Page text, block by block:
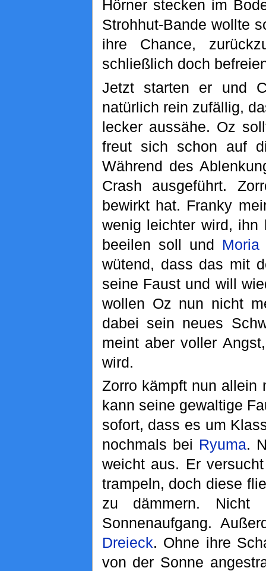
Hörner stecken im
Strohhut-Bande wollte
ihre Chance,
schließlich doch
Jetzt starten er und
natürlich rein zufällig,
lecker aussähe. Oz
freut sich schon auf
Während des
Crash ausgeführt.
bewirkt hat. Franky
wenig leichter wird,
beeilen soll und Moria
wütend, dass das mit
seine Faust und will
wollen Oz nun nicht
dabei sein neues
meint aber voller
wird.
Zorro kämpft nun allein
kann seine gewaltige
sofort, dass es um
nochmals bei Ryuma.
weicht aus. Er
trampeln, doch diese
zu dämmern.
Sonnenaufgang.
Dreieck. Ohne ihre
von der Sonne